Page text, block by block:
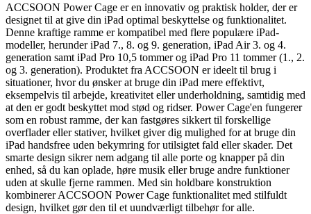
ACCSOON Power Cage er en innovativ og praktisk holder, der er
designet til at give din iPad optimal beskyttelse og funktionalitet.
Denne kraftige ramme er kompatibel med flere populære iPad-
modeller, herunder iPad 7., 8. og 9. generation, iPad Air 3. og 4.
generation samt iPad Pro 10,5 tommer og iPad Pro 11 tommer (1., 2.
og 3. generation). Produktet fra ACCSOON er ideelt til brug i
situationer, hvor du ønsker at bruge din iPad mere effektivt,
eksempelvis til arbejde, kreativitet eller underholdning, samtidig med
at den er godt beskyttet mod stød og ridser. Power Cage'en fungerer
som en robust ramme, der kan fastgøres sikkert til forskellige
overflader eller stativer, hvilket giver dig mulighed for at bruge din
iPad handsfree uden bekymring for utilsigtet fald eller skader. Det
smarte design sikrer nem adgang til alle porte og knapper på din
enhed, så du kan oplade, høre musik eller bruge andre funktioner
uden at skulle fjerne rammen. Med sin holdbare konstruktion
kombinerer ACCSOON Power Cage funktionalitet med stilfuldt
design, hvilket gør den til et uundværligt tilbehør for alle.